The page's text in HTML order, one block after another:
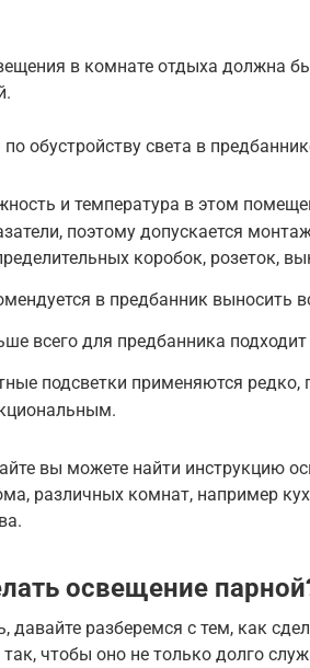
в комнате отдыха должна
по обустройству света в
и температура в этом
поэтому допускается
коробок, розеток,
в предбанник выносить
всего для предбанника
подсветки применяются редко,
вы можете найти инструкцию
различных комнат, например
освещение
давайте разберемся с тем, как
чтобы оно не только долго